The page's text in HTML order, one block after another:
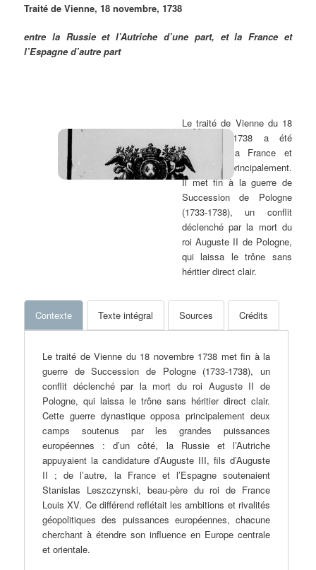
Traité de Vienne, 18 novembre, 1738
entre la Russie et l’Autriche d’une part, et la France et
l’Espagne d’autre part
Le traité de Vienne du 18
novembre 1738 a été
signé par la France et
l’Autriche principalement.
Il met fin à la guerre de
Succession de Pologne
(1733-1738), un conflit
déclenché par la mort du
roi Auguste II de Pologne,
qui laissa le trône sans
héritier direct clair.
Contexte Texte intégral Sources Crédits
Le traité de Vienne du 18 novembre 1738 met fin à la
guerre de Succession de Pologne (1733-1738), un
conflit déclenché par la mort du roi Auguste II de
Pologne, qui laissa le trône sans héritier direct clair.
Cette guerre dynastique opposa principalement deux
camps soutenus par les grandes puissances
européennes : d’un côté, la Russie et l’Autriche
appuyaient la candidature d’Auguste III, fils d’Auguste
II ; de l’autre, la France et l’Espagne soutenaient
Stanislas Leszczynski, beau-père du roi de France
Louis XV. Ce différend reflétait les ambitions et rivalités
géopolitiques des puissances européennes, chacune
cherchant à étendre son influence en Europe centrale
et orientale.